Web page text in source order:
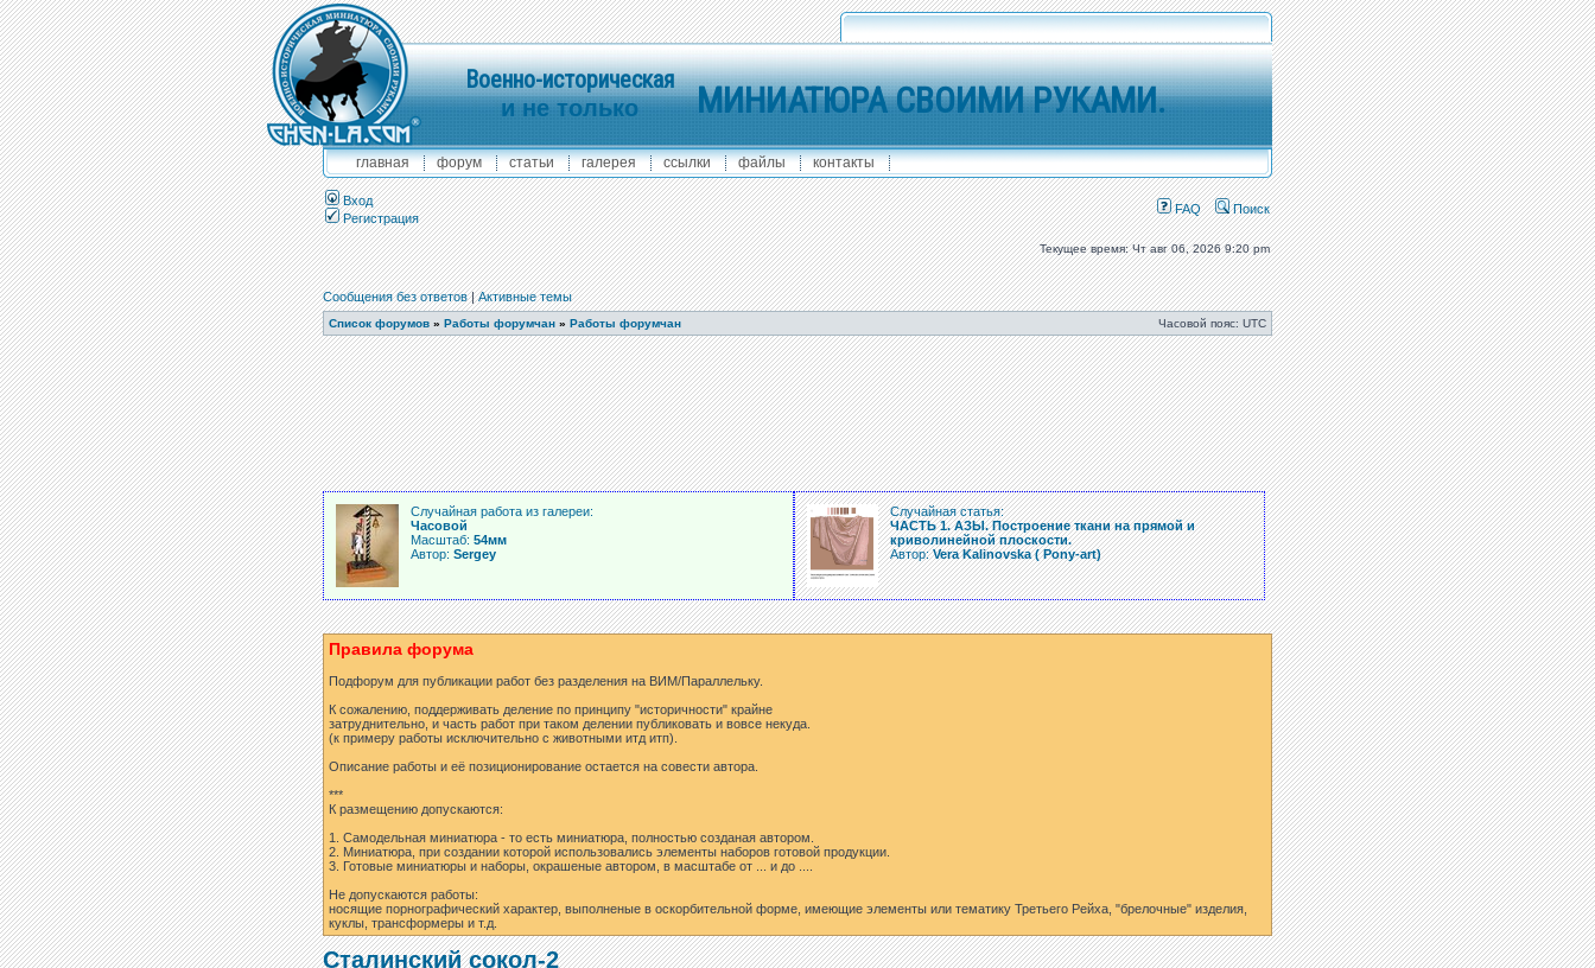
Военно-историческая
и не только МИНИАТЮРА СВОИМИ РУКАМИ.
главная форум статьи галерея ссылки файлы контакты
Вход
Регистрация
FAQ Поиск
Текущее время: Чт авг 06, 2026 9:20 pm
Сообщения без ответов|Активные темы
Список форумов » Работы форумчан » Работы форумчан Часовой пояс: UTC
Случайная работа из галереи:
Часовой
Масштаб: 54мм
Автор: Sergey
Случайная статья:
ЧАСТЬ 1. АЗЫ. Построение ткани на прямой и
криволинейной плоскости.
Автор:Vera Kalinovska ( Pony-art)
Правила форума
Подфорум для публикации работ без разделения на ВИМ/Параллельку.
К сожалению, поддерживать деление по принципу "историчности" крайне
затруднительно, и часть работ при таком делении публиковать и вовсе некуда.
(к примеру работы исключительно с животными итд итп).
Описание работы и её позиционирование остается на совести автора.
***
К размещению допускаются:
1. Самодельная миниатюра - то есть миниатюра, полностью созданая автором.
2. Миниатюра, при создании которой использовались элементы наборов готовой продукции.
3. Готовые миниатюры и наборы, окрашеные автором, в масштабе от ... и до ....
Не допускаются работы:
носящие порнографический характер, выполненые в оскорбительной форме, имеющие элементы или тематику Третьего Рейха, "брелочные" изделия,
куклы, трансформеры и т.д.
Сталинский сокол-2